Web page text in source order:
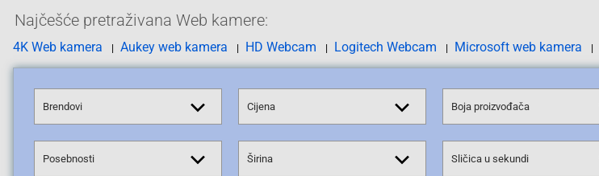
Pravno lice
Najčešće pretraživana Web kamere:
4K Web kamera Aukey web kamera HD Webcam Logitech Webcam Microsoft web kamera
Brendovi Cijena Boja proizvođača
Posebnosti Širina Sličica u sekundi